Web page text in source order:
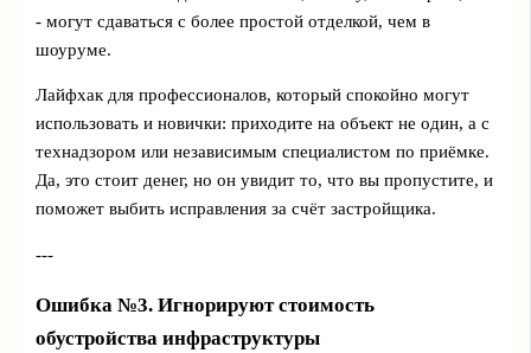
- могут сдаваться с более простой отделкой, чем в
шоуруме.
Лайфхак для профессионалов, который спокойно могут
использовать и новички: приходите на объект не один, а с
технадзором или независимым специалистом по приёмке.
Да, это стоит денег, но он увидит то, что вы пропустите, и
поможет выбить исправления за счёт застройщика.
---
Ошибка №3. Игнорируют стоимость
обустройства инфраструктуры